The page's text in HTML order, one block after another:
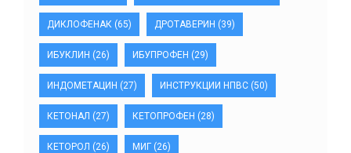
ДИКЛОФЕНАК (65) ДРОТАВЕРИН (39)
ИБУКЛИН (26) ИБУПРОФЕН (29)
ИНДОМЕТАЦИН (27) ИНСТРУКЦИИ НПВС (50)
КЕТОНАЛ (27) КЕТОПРОФЕН (28)
КЕТОРОЛ (26) МИГ (26)